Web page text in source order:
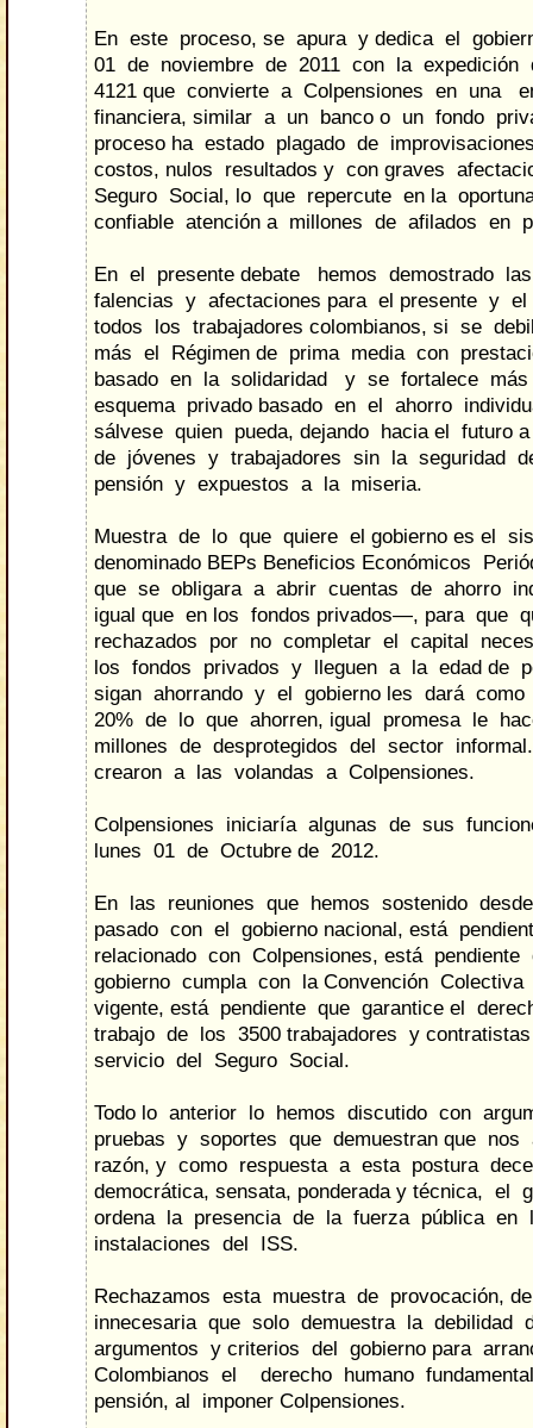
En este proceso, se apura y dedica el
01 de noviembre de 2011 con la expedición
4121 que convierte a Colpensiones en una
financiera, similar a un banco o un fondo
proceso ha estado plagado de
costos, nulos resultados y con graves
Seguro Social, lo que repercute en la
confiable atención a millones de afilados en
En el presente debate hemos demostrado
falencias y afectaciones para el presente y
todos los trabajadores colombianos, si se
más el Régimen de prima media con
basado en la solidaridad y se fortalece
esquema privado basado en el ahorro
sálvese quien pueda, dejando hacia el futuro
de jóvenes y trabajadores sin la seguridad
pensión y expuestos a la miseria.
Muestra de lo que quiere el gobierno es el
denominado BEPs Beneficios Económicos
que se obligara a abrir cuentas de ahorro
igual que en los fondos privados—, para que
rechazados por no completar el capital
los fondos privados y lleguen a la edad de
sigan ahorrando y el gobierno les dará
20% de lo que ahorren, igual promesa le
millones de desprotegidos del sector
crearon a las volandas a Colpensiones.
Colpensiones iniciaría algunas de sus
lunes 01 de Octubre de 2012.
En las reuniones que hemos sostenido
pasado con el gobierno nacional, está
relacionado con Colpensiones, está
gobierno cumpla con la Convención Colectiva
vigente, está pendiente que garantice el
trabajo de los 3500 trabajadores y
servicio del Seguro Social.
Todo lo anterior lo hemos discutido con
pruebas y soportes que demuestran que
razón, y como respuesta a esta postura
democrática, sensata, ponderada y técnica, el
ordena la presencia de la fuerza pública en
instalaciones del ISS.
Rechazamos esta muestra de provocación,
innecesaria que solo demuestra la debilidad
argumentos y criterios del gobierno para
Colombianos el derecho humano
pensión, al imponer Colpensiones.